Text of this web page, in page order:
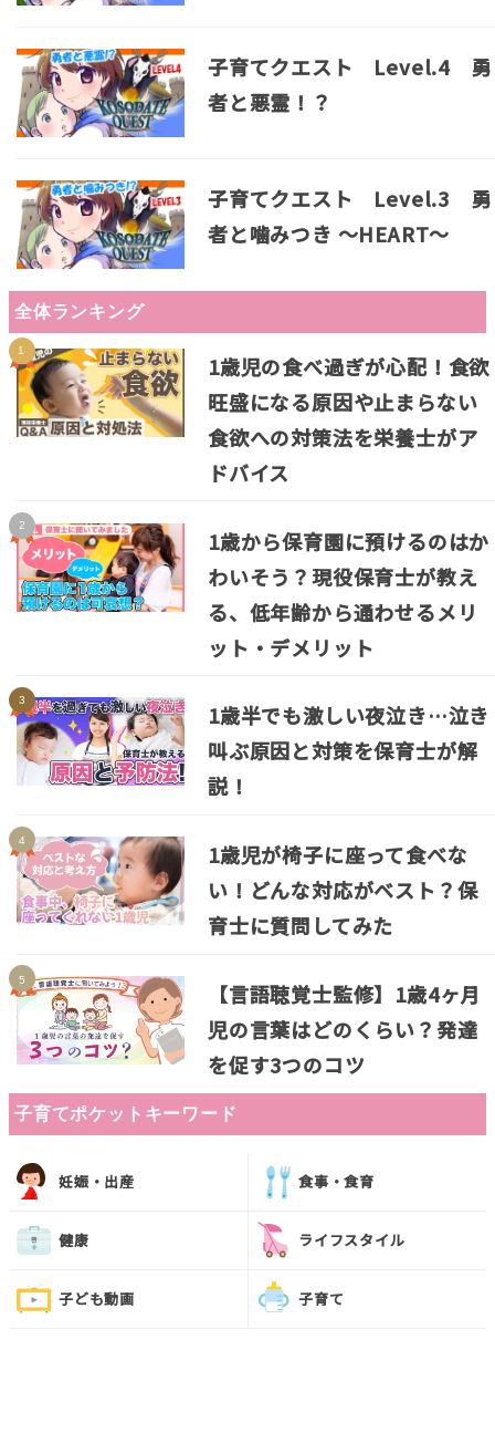
子育てクエスト Level.4 勇
者と悪霊！？
子育てクエスト Level.3 勇
者と噛みつき ～HEART～
全体ランキング
1歳児の食べ過ぎが心配！食欲
旺盛になる原因や止まらない
食欲への対策法を栄養士がア
ドバイス
1歳から保育園に預けるのはか
わいそう？現役保育士が教え
る、低年齢から通わせるメリ
ット・デメリット
1歳半でも激しい夜泣き…泣き
叫ぶ原因と対策を保育士が解
説！
1歳児が椅子に座って食べな
い！どんな対応がベスト？保
育士に質問してみた
【言語聴覚士監修】1歳4ヶ月
児の言葉はどのくらい？発達
を促す3つのコツ
子育てポケットキーワード
妊娠・出産 食事・食育
健康 ライフスタイル
子ども動画 子育て